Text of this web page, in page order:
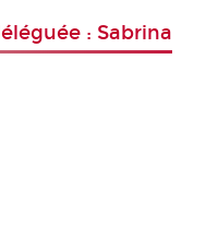
: Sabrina